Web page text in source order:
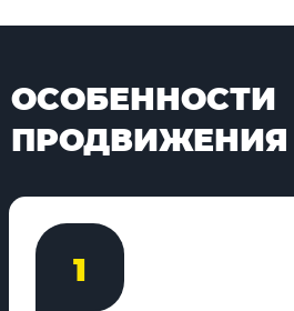
ОСОБЕННОСТИ
ПРОДВИЖЕНИЯ
1